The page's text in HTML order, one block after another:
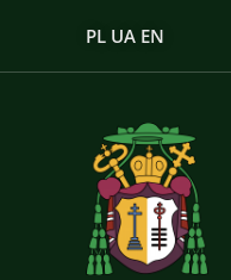
PL UA EN